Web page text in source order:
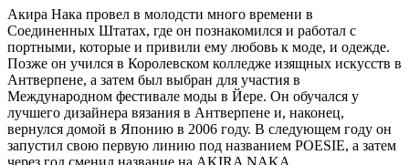
Акира Нака провел в молодсти много времени в
Соединенных Штатах, где он познакомился и работал с
портными, которые и привили ему любовь к моде, и одежде.
Позже он учился в Королевском колледже изящных искусств в
Антверпене, а затем был выбран для участия в
Международном фестивале моды в Йере. Он обучался у
лучшего дизайнера вязания в Антверпене и, наконец,
вернулся домой в Японию в 2006 году. В следующем году он
запустил свою первую линию под названием POESIE, а затем